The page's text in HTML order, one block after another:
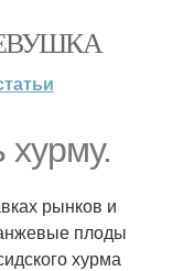
хурму.
рынков и
плоды
хурма